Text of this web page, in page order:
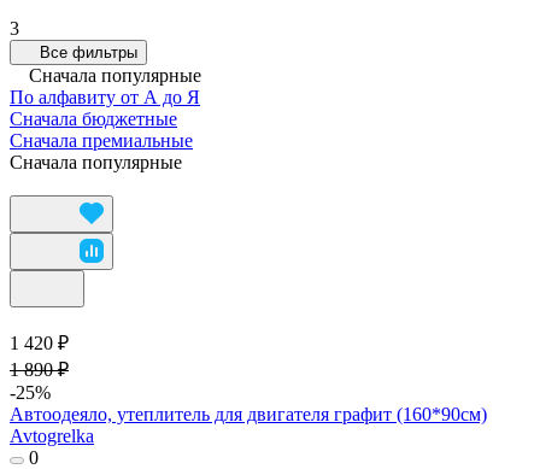
3
Все фильтры
Сначала популярные
По алфавиту от А до Я
Сначала бюджетные
Сначала премиальные
Сначала популярные
1 420 ₽
1 890 ₽
-25%
Автоодеяло, утеплитель для двигателя графит (160*90см)
Avtogrelka
0